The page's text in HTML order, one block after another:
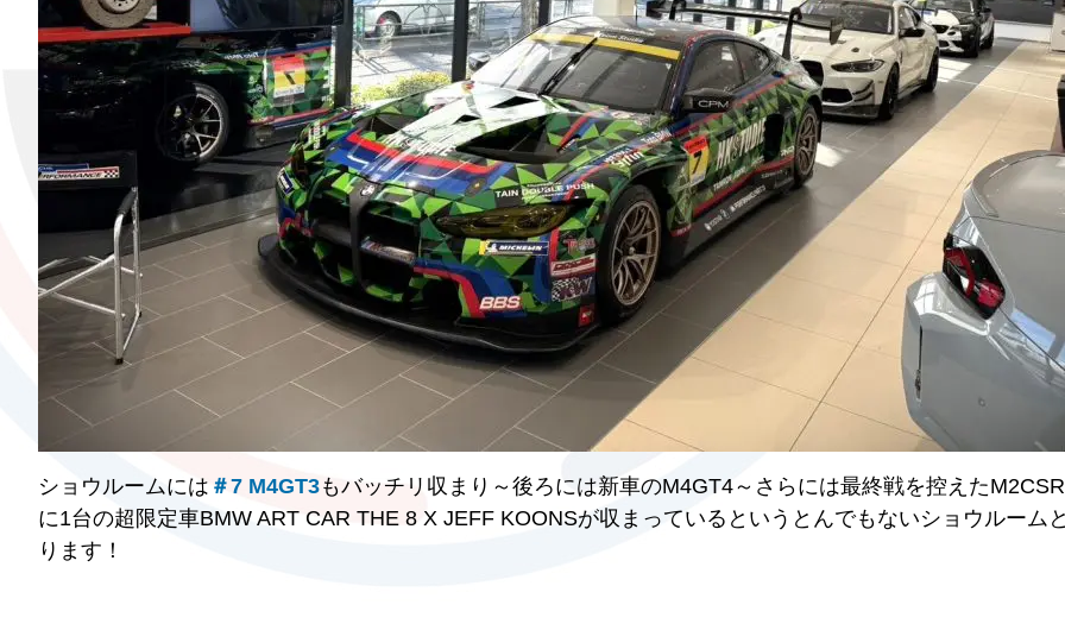
ショウルームには ＃7 M4GT3もバッチリ収まり～後ろには新車のM4GT4～さらには最終戦を控えた
に1台の超限定車BMW ART CAR THE 8 X JEFF KOONSが収まっているというとんでもないショウルーム
ります！